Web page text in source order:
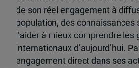
de son réel engagement à
population, des connaissances
l’aider à mieux comprendre les
internationaux d’aujourd’hui.
engagement direct dans ses